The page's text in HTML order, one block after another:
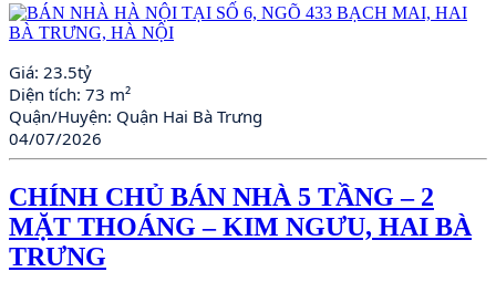
Giá: 23.5tỷ
Diện tích: 73 m²
Quận/Huyện: Quận Hai Bà Trưng
04/07/2026
CHÍNH CHỦ BÁN NHÀ 5 TẦNG – 2
MẶT THOÁNG – KIM NGƯU, HAI BÀ
TRƯNG